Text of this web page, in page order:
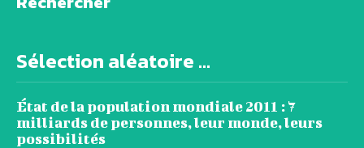
Sélection aléatoire ...
État de la population mondiale 2011 : 7
milliards de personnes, leur monde, leurs
possibilités